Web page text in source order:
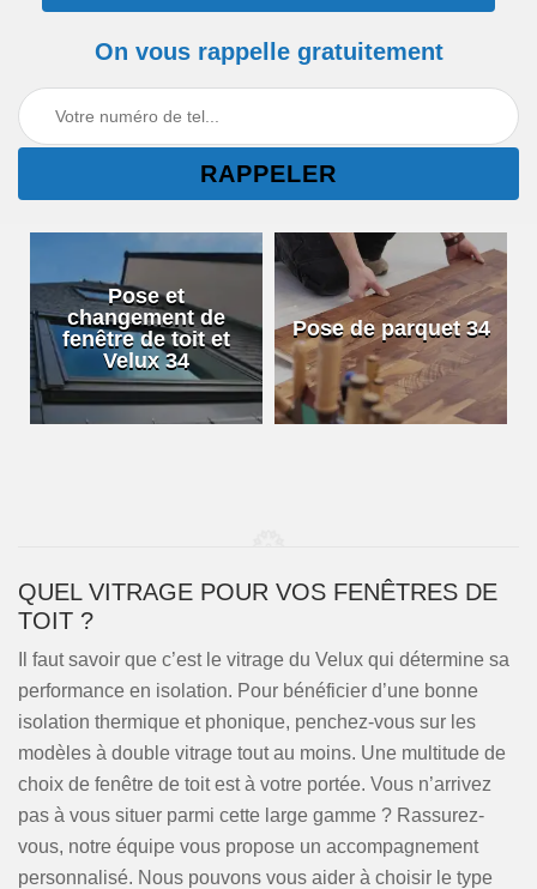
On vous rappelle gratuitement
Pose et
changement de
fenêtre de toit et
Velux 34
Pose de parquet 34
QUEL VITRAGE POUR VOS FENÊTRES DE
TOIT ?
Il faut savoir que c’est le vitrage du Velux qui détermine sa
performance en isolation. Pour bénéficier d’une bonne
isolation thermique et phonique, penchez-vous sur les
modèles à double vitrage tout au moins. Une multitude de
choix de fenêtre de toit est à votre portée. Vous n’arrivez
pas à vous situer parmi cette large gamme ? Rassurez-
vous, notre équipe vous propose un accompagnement
personnalisé. Nous pouvons vous aider à choisir le type